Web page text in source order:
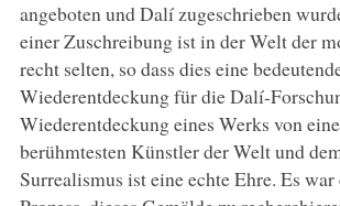
angeboten und Dalí zugeschrieben
einer Zuschreibung ist in der Welt der
recht selten, so dass dies eine
Wiederentdeckung für die Dalí-
Wiederentdeckung eines Werks von
berühmtesten Künstler der Welt und
Surrealismus ist eine echte Ehre. Es